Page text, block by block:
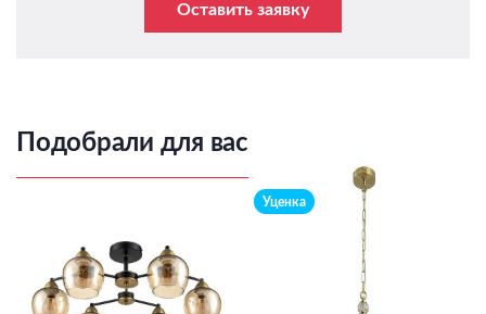
Оставить заявку
Подобрали для вас
Уценка